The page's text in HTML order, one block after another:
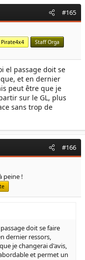
#165
Staff Orga
el passage doit se
et en dernier
peut être que je
sur le GL, plus
sans trop de
#166
peine !
doit se faire
dernier ressors,
je changerai d'avis,
et permet un